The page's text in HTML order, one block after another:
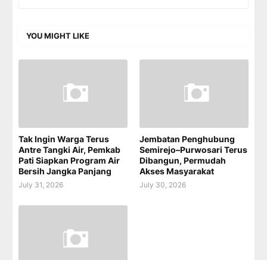
YOU MIGHT LIKE
Tak Ingin Warga Terus
Antre Tangki Air, Pemkab
Pati Siapkan Program Air
Bersih Jangka Panjang
July 31, 2026
Jembatan Penghubung
Semirejo–Purwosari Terus
Dibangun, Permudah
Akses Masyarakat
July 30, 2026